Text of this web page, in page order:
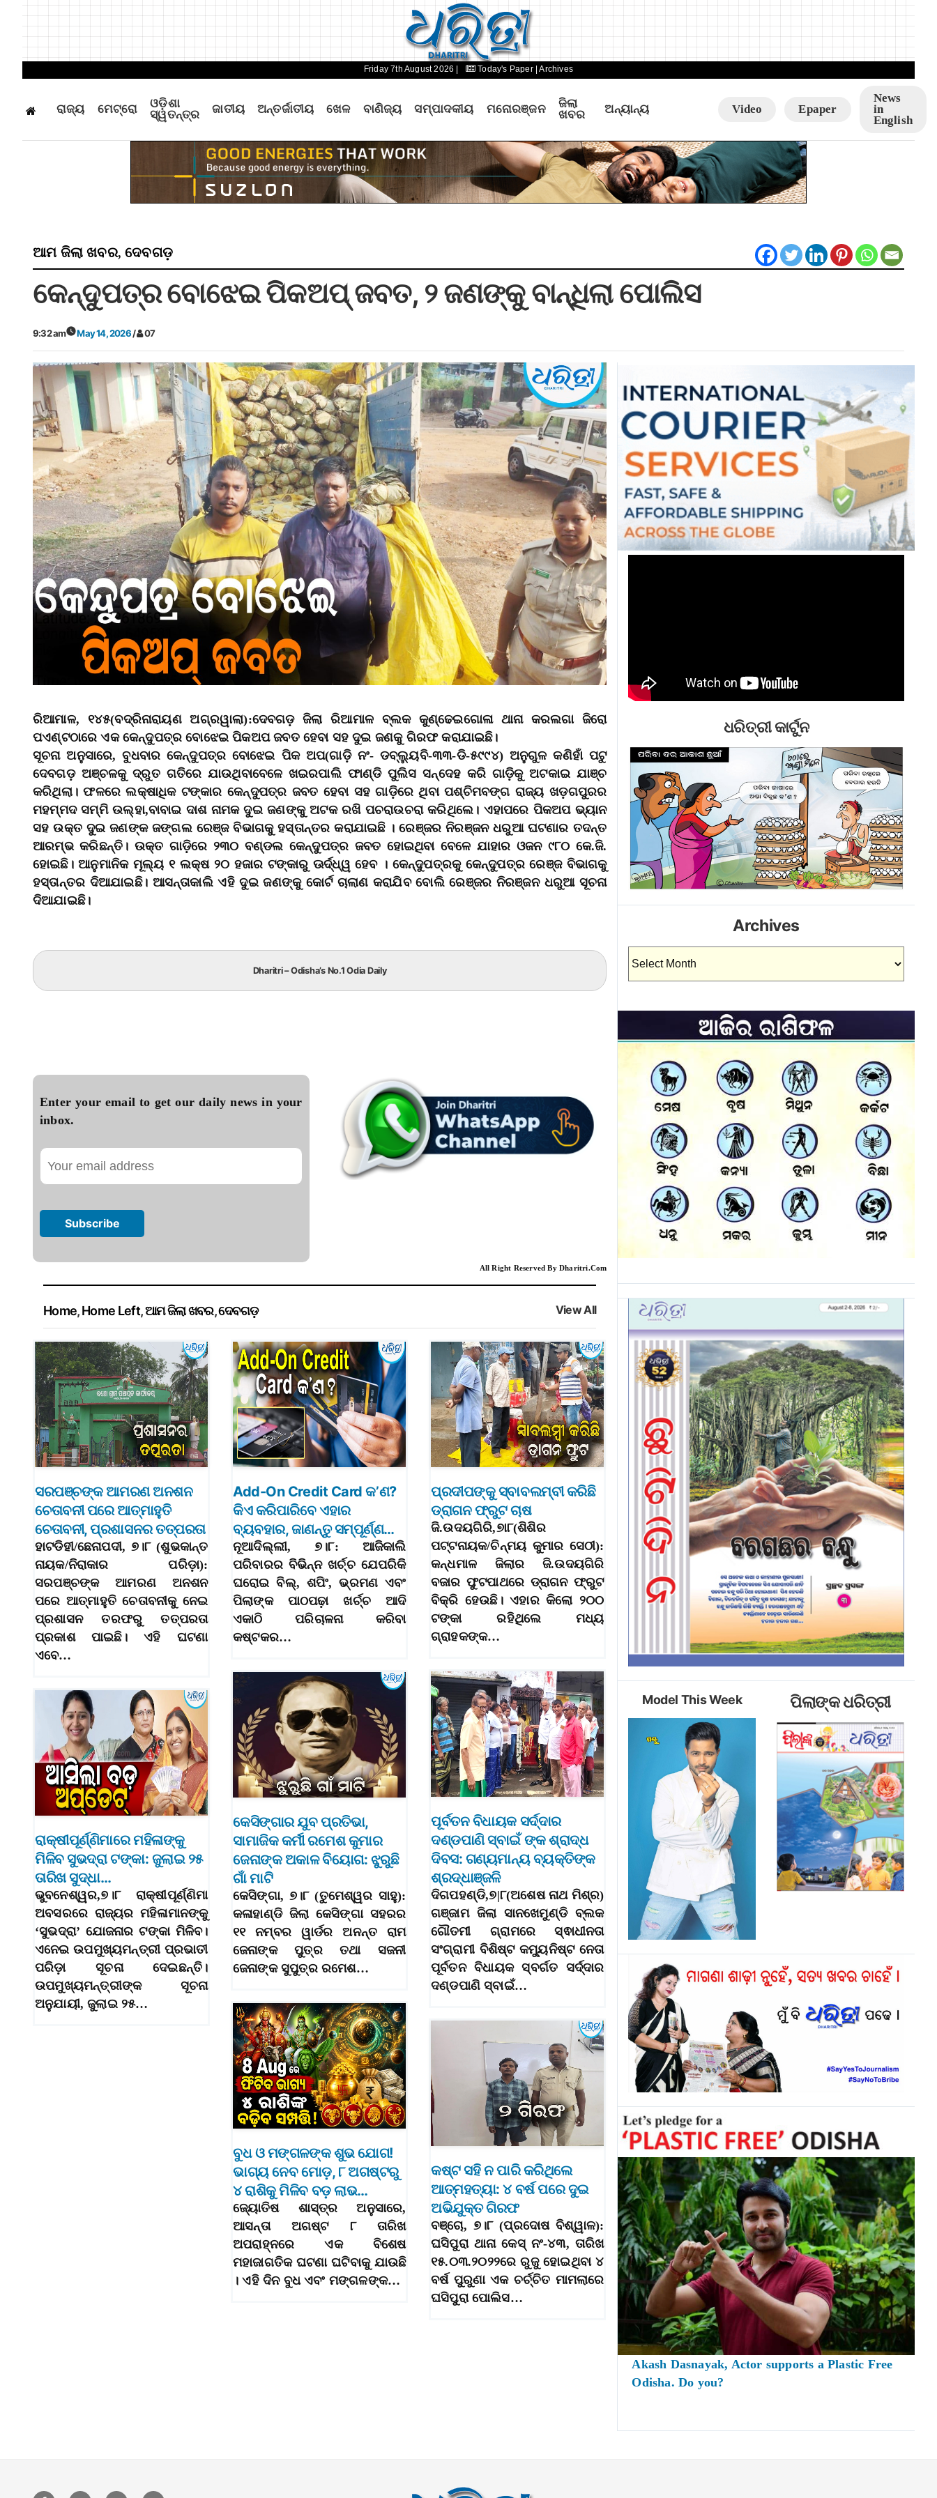
Friday 7th August 2026 | Today's Paper | Archives
ରାଜ୍ୟ ମେଟ୍ରୋ
ଓଡ଼ିଶା
ସ୍ୱତନ୍ତ୍ର
ଜାତୀୟ ଅନ୍ତର୍ଜାତୀୟ ଖେଳ ବାଣିଜ୍ୟ ସମ୍ପାଦକୀୟ ମନୋରଞ୍ଜନ
ଜିଲା
ଖବର
ଅନ୍ୟାନ୍ୟ Video Epaper
News
in
English
ଆମ ଜିଲା ଖବର,ଦେବଗଡ଼
କେନ୍ଦୁପତ୍ର ବୋଝେଇ ପିକଅପ୍‌ ଜବତ, ୨ ଜଣଙ୍କୁ ବାନ୍ଧିଲା ପୋଲିସ
9:32 am May 14, 2026/ 07
ରିଆମାଳ, ୧୪୫(ବଦ୍ରିନାରାୟଣ ଅଗ୍ରୱାଲା):ଦେବଗଡ଼ ଜିଲା ରିଆମାଳ ବ୍ଲକ କୁଣ୍ଢେଇଗୋଳା ଥାନା କରଲଗା ଜିରୋ
ପଏଣ୍ଟଠାରେ ଏକ କେନ୍ଦୁପତ୍ର ବୋଝେଇ ପିକଅପ ଜବତ ହେବା ସହ ଦୁଇ ଜଣକୁ ଗିରଫ କରାଯାଇଛି।
ସୂଚନା ଅନୁସାରେ, ବୁଧବାର କେନ୍ଦୁପତ୍ର ବୋଝେଇ ପିକ ଅପ(ଗାଡ଼ି ନଂ- ଡବ୍ଲ୍ୟୁବି-୩୩-ଡି-୫୯୯୪) ଅନୁଗୁଳ କଣିହାଁ ପଟୁ
ଦେବଗଡ଼ ଅଞ୍ଚଳକୁ ଦ୍ରୁତ ଗତିରେ ଯାଉଥିବାବେଳେ ଖଇରପାଲି ଫାଣ୍ଡି ପୁଲିସ ସନ୍ଦେହ କରି ଗାଡ଼ିକୁ ଅଟକାଇ ଯାଞ୍ଚ
କରିଥିଲା। ଫଳରେ ଲକ୍ଷାଧିକ ଟଙ୍କାର କେନ୍ଦୁପତ୍ର ଜବତ ହେବା ସହ ଗାଡ଼ିରେ ଥିବା ପଶ୍ଚିମବଙ୍ଗ ରାଜ୍ୟ ଖଡ଼ଗପୁରର
ମହମ୍ମଦ ସମ୍ମି ଉଲ୍ହା,ବାବାଇ ଦାଶ ନାମକ ଦୁଇ ଜଣଙ୍କୁ ଅଟକ ରଖି ପଚରାଉଚରା କରିଥିଲେ। ଏହାପରେ ପିକଅପ ଭ୍ୟାନ
ସହ ଉକ୍ତ ଦୁଇ ଜଣଙ୍କ ଜଙ୍ଗଲ ରେଞ୍ଜ ବିଭାଗକୁ ହସ୍ତାନ୍ତର କରାଯାଇଛି । ରେଞ୍ଜର ନିରଞ୍ଜନ ଧରୁଆ ଘଟଣାର ତଦନ୍ତ
ଆରମ୍ଭ କରିଛନ୍ତି। ଉକ୍ତ ଗାଡ଼ିରେ ୨୩୦ ବଣ୍ଡଲ କେନ୍ଦୁପତ୍ର ଜବତ ହୋଇଥିବା ବେଳେ ଯାହାର ଓଜନ ୯୮୦ କେ.ଜି.
ହୋଇଛି। ଆନୁମାନିକ ମୂଲ୍ୟ ୧ ଲକ୍ଷ ୨୦ ହଜାର ଟଙ୍କାରୁ ଊର୍ଦ୍ଧ୍ୱ ହେବ । କେନ୍ଦୁପତ୍ରକୁ କେନ୍ଦୁପତ୍ର ରେଞ୍ଜ ବିଭାଗକୁ
ହସ୍ତାନ୍ତର ଦିଆଯାଇଛି। ଆସନ୍ତାକାଲି ଏହି ଦୁଇ ଜଣଙ୍କୁ କୋର୍ଟ ଚାଲାଣ କରାଯିବ ବୋଲି ରେଞ୍ଜର ନିରଞ୍ଜନ ଧରୁଆ ସୂଚନା
ଦିଆଯାଇଛି।
Dharitri – Odisha’s No.1 Odia Daily
Enter your email to get our daily news in your
inbox.
All Right Reserved By Dharitri.Com
Home,Home Left,ଆମ ଜିଲା ଖବର,ଦେବଗଡ଼ View All
ସରପଞ୍ଚଙ୍କ ଆମରଣ ଅନଶନ
ଚେତାବନୀ ପରେ ଆତ୍ମାହୁତି
ଚେତାବନୀ, ପ୍ରଶାସନର ତତ୍ପରତା
ହାଟଡିହୀ/ଛେନାପଦୀ, ୭।୮ (ଶୁଭକାନ୍ତ
ନାୟକ/ନିରାକାର ପରିଡ଼ା):
ସରପଞ୍ଚଙ୍କ ଆମରଣ ଅନଶନ
ପରେ ଆତ୍ମାହୁତି ଚେତାବନୀକୁ ନେଇ
ପ୍ରଶାସନ ତରଫରୁ ତତ୍ପରତା
ପ୍ରକାଶ ପାଇଛି। ଏହି ଘଟଣା
ଏବେ…
Add-On Credit Card କ’ଣ?
କିଏ କରିପାରିବେ ଏହାର
ବ୍ୟବହାର, ଜାଣନ୍ତୁ ସମ୍ପୂର୍ଣ୍ଣ…
ନୂଆଦିଲ୍ଲୀ, ୭।୮: ଆଜିକାଲି
ପରିବାରର ବିଭିନ୍ନ ଖର୍ଚ୍ଚ ଯେପରିକି
ଘରୋଇ ବିଲ୍, ଶପିଂ, ଭ୍ରମଣ ଏବଂ
ପିଲାଙ୍କ ପାଠପଢ଼ା ଖର୍ଚ୍ଚ ଆଦି
ଏକାଠି ପରିଚାଳନା କରିବା
କଷ୍ଟକର…
ପ୍ରଦୀପଙ୍କୁ ସ୍ବାବଲମ୍ବୀ କରିଛି
ଡ୍ରାଗନ ଫ୍ରୁଟ ଚାଷ
ଜି.ଉଦୟଗିରି,୭ା୮(ଶିଶିର
ପଟ୍ଟନାୟକ/ଚିନ୍ମୟ କୁମାର ସେଠୀ):
କନ୍ଧମାଳ ଜିଲାର ଜି.ଉଦୟଗିରି
ବଜାର ଫୁଟପାଥରେ ଡ୍ରାଗନ ଫ୍ରୁଟ
ବିକ୍ରି ହେଉଛି। ଏହାର କିଲୋ ୨୦୦
ଟଙ୍କା ରହିଥିଲେ ମଧ୍ୟ
ଗ୍ରାହକଙ୍କ…
ପୂର୍ବତନ ବିଧାୟକ ସର୍ଦ୍ଦାର
ଦଣ୍ଡପାଣି ସ୍ବାଇଁ ଙ୍କ ଶ୍ରାଦ୍ଧ
ଦିବସ: ଗଣ୍ୟମାନ୍ୟ ବ୍ୟକ୍ତିଙ୍କ
ଶ୍ରଦ୍ଧାଞ୍ଜଳି
ଦିଗପହଣ୍ଡି,୭|୮(ଅଶେଷ ନାଥ ମିଶ୍ର)
ଗଞ୍ଜାମ ଜିଲା ସାନଖେମୁଣ୍ଡି ବ୍ଲକ
ଗୌତମୀ ଗ୍ରାମରେ ସ୍ଵାଧୀନତା
ସଂଗ୍ରାମୀ ବିଶିଷ୍ଟ କମ୍ୟୁନିଷ୍ଟ ନେତା
ପୂର୍ବତନ ବିଧାୟକ ସ୍ବର୍ଗତ ସର୍ଦ୍ଦାର
ଦଣ୍ଡପାଣି ସ୍ବାଇଁ…
କେସିଙ୍ଗାର ଯୁବ ପ୍ରତିଭା,
ସାମାଜିକ କର୍ମୀ ରମେଶ କୁମାର
ଜେନାଙ୍କ ଅକାଳ ବିୟୋଗ: ଝୁରୁଛି
ଗାଁ ମାଟି
କେସିଙ୍ଗା, ୭।୮ (ତୁମେଶ୍ୱର ସାହୁ):
କଳାହାଣ୍ଡି ଜିଲା କେସିଙ୍ଗା ସହରର
୧୧ ନମ୍ବର ୱାର୍ଡର ଅନନ୍ତ ରାମ
ଜେନାଙ୍କ ପୁତ୍ର ତଥା ସଜନୀ
ଜେନାଙ୍କ ସୁପୁତ୍ର ରମେଶ…
ରାକ୍ଷୀପୂର୍ଣ୍ଣିମାରେ ମହିଳାଙ୍କୁ
ମିଳିବ ସୁଭଦ୍ରା ଟଙ୍କା: ଜୁଲାଇ ୨୫
ତାରିଖ ସୁଦ୍ଧା…
ଭୁବନେଶ୍ୱର,୭।୮ ରାକ୍ଷୀପୂର୍ଣ୍ଣିମା
ଅବସରରେ ରାଜ୍ୟର ମହିଳାମାନଙ୍କୁ
‘ସୁଭଦ୍ରା’ ଯୋଜନାର ଟଙ୍କା ମିଳିବ।
ଏନେଇ ଉପମୁଖ୍ୟମନ୍ତ୍ରୀ ପ୍ରଭାତୀ
ପରିଡ଼ା ସୂଚନା ଦେଇଛନ୍ତି।
ଉପମୁଖ୍ୟମନ୍ତ୍ରୀଙ୍କ ସୂଚନା
ଅନୁଯାୟୀ, ଜୁଲାଇ ୨୫…
ବୁଧ ଓ ମଙ୍ଗଳଙ୍କ ଶୁଭ ଯୋଗ!
ଭାଗ୍ୟ ନେବ ମୋଡ଼, ୮ ଅଗଷ୍ଟରୁ
୪ ରାଶିକୁ ମିଳିବ ବଡ଼ ଲାଭ…
ଜ୍ୟୋତିଷ ଶାସ୍ତ୍ର ଅନୁସାରେ,
ଆସନ୍ତା ଅଗଷ୍ଟ ୮ ତାରିଖ
ଅପରାହ୍ନରେ ଏକ ବିଶେଷ
ମହାଜାଗତିକ ଘଟଣା ଘଟିବାକୁ ଯାଉଛି
। ଏହି ଦିନ ବୁଧ ଏବଂ ମଙ୍ଗଳଙ୍କ…
କଷ୍ଟ ସହି ନ ପାରି କରିଥିଲେ
ଆତ୍ମହତ୍ୟା: ୪ ବର୍ଷ ପରେ ଦୁଇ
ଅଭିଯୁକ୍ତ ଗିରଫ
ବଞ୍ଚୋ, ୭।୮ (ପ୍ରଦୋଷ ବିଶ୍ୱାଳ):
ଘସିପୁରା ଥାନା କେସ୍ ନଂ-୪୩, ତାରିଖ
୧୫.୦୩.୨୦୨୨ରେ ରୁଜୁ ହୋଇଥିବା ୪
ବର୍ଷ ପୁରୁଣା ଏକ ଚର୍ଚ୍ଚିତ ମାମଲାରେ
ଘସିପୁରା ପୋଲିସ…
ଧରିତ୍ରୀ କାର୍ଟୁନ
Archives
Archives
Model This Week ପିଲାଙ୍କ ଧରିତ୍ରୀ
Akash Dasnayak, Actor supports a Plastic Free
Odisha. Do you?